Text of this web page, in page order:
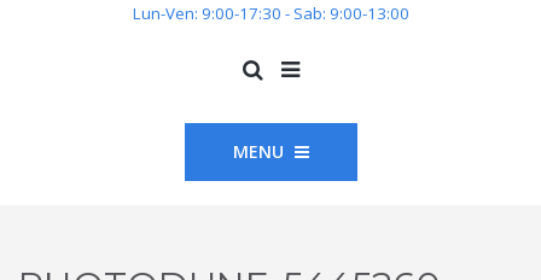
Lun-Ven: 9:00-17:30 - Sab: 9:00-13:00
MENU